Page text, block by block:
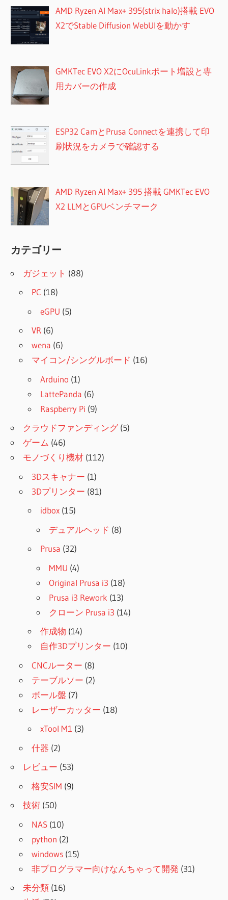
AMD Ryzen AI Max+ 395(strix halo)搭載 EVO
X2でStable Diffusion WebUIを動かす
GMKTec EVO X2にOcuLinkポート増設と専
用カバーの作成
ESP32 CamとPrusa Connectを連携して印
刷状況をカメラで確認する
AMD Ryzen AI Max+ 395 搭載 GMKTec EVO
X2 LLMとGPUベンチマーク
カテゴリー
ガジェット (88)
PC (18)
eGPU (5)
VR (6)
wena (6)
マイコン/シングルボード (16)
Arduino (1)
LattePanda (6)
Raspberry Pi (9)
クラウドファンディング(5)
ゲーム (46)
モノづくり機材 (112)
3Dスキャナー (1)
3Dプリンター (81)
idbox (15)
デュアルヘッド (8)
Prusa (32)
MMU (4)
Original Prusa i3 (18)
Prusa i3 Rework (13)
クローン Prusa i3 (14)
作成物 (14)
自作3Dプリンター (10)
CNCルーター (8)
テーブルソー (2)
ボール盤 (7)
レーザーカッター (18)
xTool M1 (3)
什器 (2)
レビュー (53)
格安SIM (9)
技術 (50)
NAS (10)
python (2)
windows (15)
非プログラマー向けなんちゃって開発 (31)
未分類 (16)